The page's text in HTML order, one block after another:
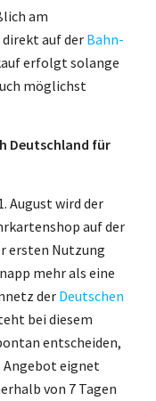
am
direkt auf der Bahn-
erfolgt solange
möglichst
Deutschland für
August wird der
auf der
ersten Nutzung
mehr als eine
der Deutschen
bei diesem
entscheiden,
Angebot eignet
von 7 Tagen